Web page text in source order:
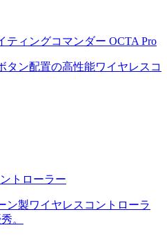
ティングコマンダー OCTA Pro
タン配置の高性能ワイヤレスコ
トローラー
ン製ワイヤレスコントローラ
。